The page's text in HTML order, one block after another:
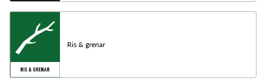
Ris & grenar